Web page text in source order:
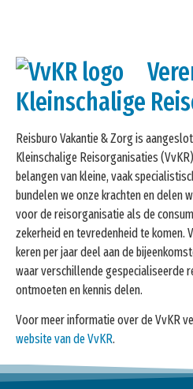
Kleinschalige
Reisburo Vakantie & Zorg is
Kleinschalige Reisorganisaties
belangen van kleine, vaak
bundelen we onze krachten en delen
voor de reisorganisatie als de
zekerheid en tevredenheid te komen.
keren per jaar deel aan de
waar verschillende gespecialiseerde
ontmoeten en kennis delen.
Voor meer informatie over de VvKR
website van de VvKR.